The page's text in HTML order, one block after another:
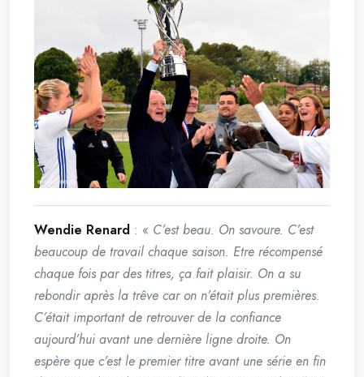
Wendie Renard : « C’est beau. On savoure. C’est
beaucoup de travail chaque saison. Etre récompensé
chaque fois par des titres, ça fait plaisir. On a su
rebondir après la trêve car on n’était plus premières.
C’était important de retrouver de la confiance
aujourd’hui avant une dernière ligne droite. On
espère que c’est le premier titre avant une série en fin